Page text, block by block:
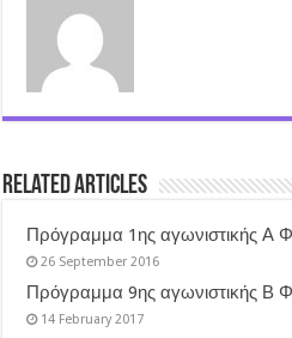
Related Articles
Πρόγραμμα 1ης αγωνιστικής Α
26 September 2016
Πρόγραμμα 9ης αγωνιστικής Β
14 February 2017